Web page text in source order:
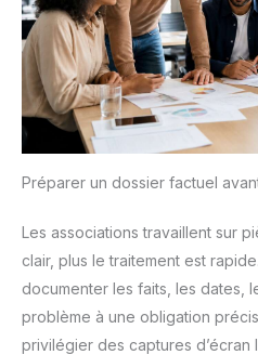
Préparer un dossier factuel
Les associations travaillent sur
clair, plus le traitement est
documenter les faits, les dates,
problème à une obligation
privilégier des captures d’écran